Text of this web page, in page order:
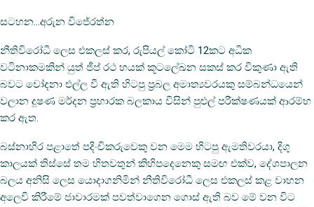
සටහන…අරුන විජේරත්න
නීතිවිරෝධී ලෙස එකලස් කර, රුපියල් කෝටි 12කට අධික
වටිනාකමකින් යුත් ජීප් රථ හයක් කූටලේඛන සකස් කර විකුණා ඇති
බවට චෝදනා එල්ල වී ඇති හිටපු ප්‍රබල අමාත්‍යවරයකු සම්බන්ධයෙන්
වලාන දූෂණ මර්දන ප්‍රහාරක බලකාය විසින් පුළුල් පරීක්ෂණයක් ආරම්භ
කර ඇත.
බස්නාහිර පළාතේ පදිංචිකරුවෙකු වන මෙම හිටපු ඇමතිවරයා, දිගු
කාලයක් තිස්සේ තම හිතවතුන් කිහිපදෙනෙකු සමඟ එක්ව, දේශපාලන
බලය අනිසි ලෙස යොදාගනිමින් නීතිවිරෝධී ලෙස එකලස් කළ වාහන
අලෙවි කිරීමේ ජාවාරමක් පවත්වාගෙන ගොස් ඇති බව මේ වන විට